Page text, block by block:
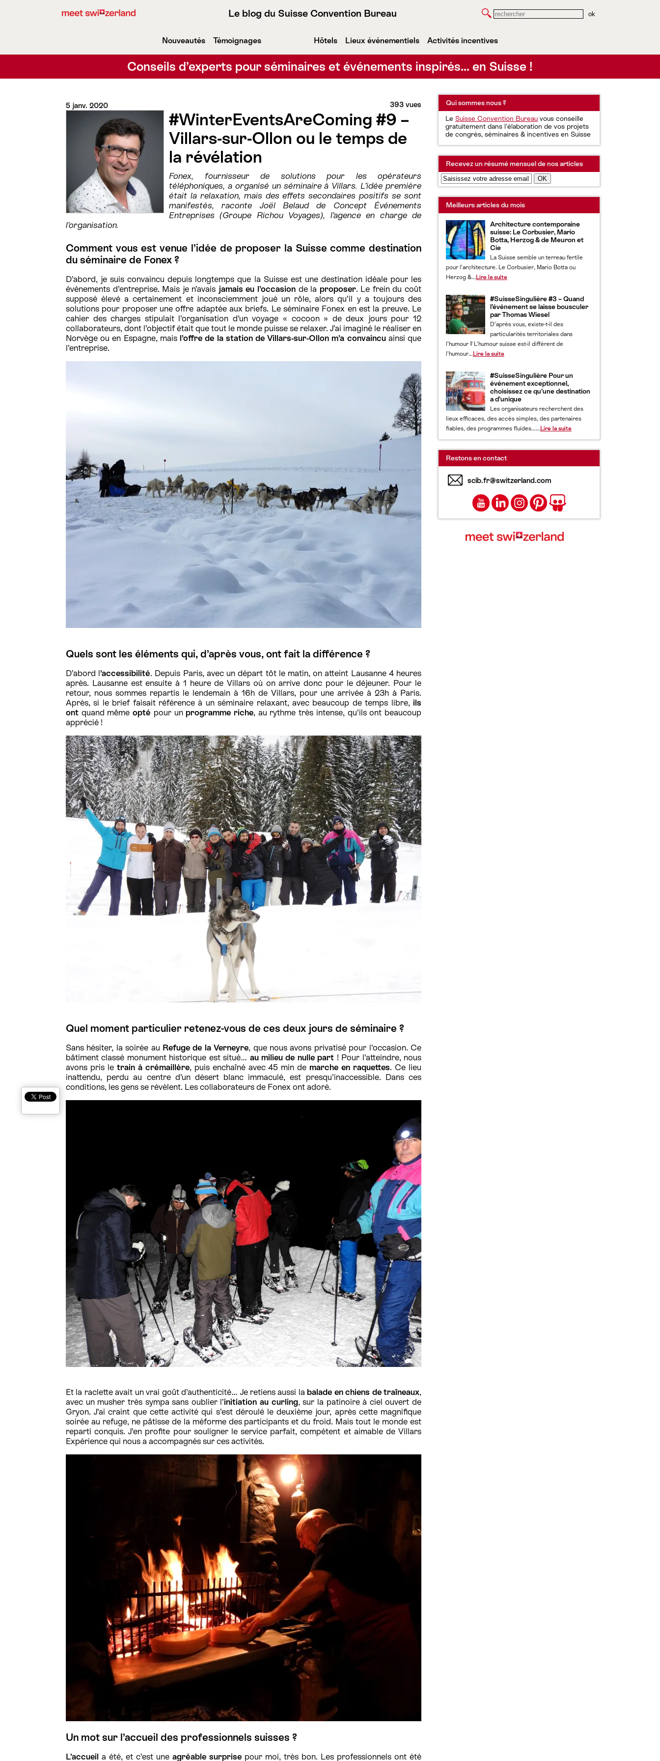
Le blog du Suisse Convention Bureau Rechercher
Nouveautés Témoignages Hôtels Lieux événementiels Activités incentives
Conseils d’experts pour séminaires et événements inspirés… en Suisse !
5 janv. 2020 393 vues
#WinterEventsAreComing #9 –
Villars-sur-Ollon ou le temps de
la révélation
Fonex, fournisseur de solutions pour les opérateurs
téléphoniques, a organisé un séminaire à Villars. L’idée première
était la relaxation, mais des effets secondaires positifs se sont
manifestés, raconte Joël Belaud de Concept Événements
Entreprises (Groupe Richou Voyages), l’agence en charge de
l’organisation.
Comment vous est venue l’idée de proposer la Suisse comme destination
du séminaire de Fonex ?
D’abord, je suis convaincu depuis longtemps que la Suisse est une destination idéale pour les
événements d’entreprise. Mais je n’avais jamais eu l’occasion de la proposer. Le frein du coût
supposé élevé a certainement et inconsciemment joué un rôle, alors qu’il y a toujours des
solutions pour proposer une offre adaptée aux briefs. Le séminaire Fonex en est la preuve. Le
cahier des charges stipulait l’organisation d’un voyage « cocoon » de deux jours pour 12
collaborateurs, dont l’objectif était que tout le monde puisse se relaxer. J’ai imaginé le réaliser en
Norvège ou en Espagne, mais l’offre de la station de Villars-sur-Ollon m’a convaincuainsi que
l’entreprise.
Quels sont les éléments qui, d’après vous, ont fait la différence ?
D’abord l’accessibilité. Depuis Paris, avec un départ tôt le matin, on atteint Lausanne 4 heures
après. Lausanne est ensuite à 1 heure de Villars où on arrive donc pour le déjeuner. Pour le
retour, nous sommes repartis le lendemain à 16h de Villars, pour une arrivée à 23h à Paris.
Après, si le brief faisait référence à un séminaire relaxant, avec beaucoup de temps libre, ils
ont quand mêmeopté pour un programme riche, au rythme très intense, qu’ils ont beaucoup
apprécié !
Quel moment particulier retenez-vous de ces deux jours de séminaire ?
Sans hésiter, la soirée au Refuge de la Verneyre, que nous avons privatisé pour l’occasion. Ce
bâtiment classé monument historique est situé… au milieu de nulle part ! Pour l’atteindre, nous
avons pris le train à crémaillère, puis enchaîné avec 45 min de marche en raquettes. Ce lieu
inattendu, perdu au centre d’un désert blanc immaculé, est presqu’inaccessible. Dans ces
conditions, les gens se révèlent. Les collaborateurs de Fonex ont adoré.
Et la raclette avait un vrai goût d’authenticité… Je retiens aussi la balade en chiens de traîneaux,
avec un musher très sympa sans oublier l’initiation au curling, sur la patinoire à ciel ouvert de
Gryon. J’ai craint que cette activité qui s’est déroulé le deuxième jour, après cette magnifique
soirée au refuge, ne pâtisse de la méforme des participants et du froid. Mais tout le monde est
reparti conquis. J’en profite pour souligner le service parfait, compétent et aimable de Villars
Expérience qui nous a accompagnés sur ces activités.
Un mot sur l’accueil des professionnels suisses ?
L’accueil a été, et c’est une agréable surprise pour moi, très bon. Les professionnels ont été
Qui sommes nous ?
Le Suisse Convention Bureau vous conseille
gratuitement dans l'élaboration de vos projets
de congrès, séminaires & incentives en Suisse
Recevez un résumé mensuel de nos articles
Meilleurs articles du mois
Architecture contemporaine
suisse: Le Corbusier, Mario
Botta, Herzog & de Meuron et
Cie
La Suisse semble un terreau fertile
pour l’architecture. Le Corbusier, Mario Botta ou
Herzog &... Lire la suite
#SuisseSingulière #3 – Quand
l’événement se laisse bousculer
par Thomas Wiesel
D’après vous, existe-t-il des
particularités territoriales dans
l’humour ? L’humour suisse est-il différent de
l’humour... Lire la suite
#SuisseSingulière Pour un
événement exceptionnel,
choisissez ce qu’une destination
a d’unique
Les organisateurs recherchent des
lieux efficaces, des accès simples, des partenaires
fiables, des programmes fluides...... Lire la suite
Restons en contact
scib.fr@switzerland.com